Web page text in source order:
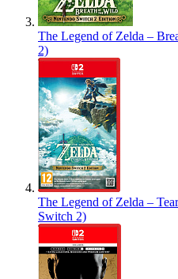
The Legend of Zelda –
2)
The Legend of Zelda –
Switch 2)